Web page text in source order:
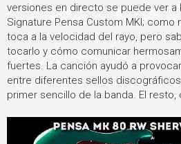
versiones en directo se puede ver a
Signature Pensa Custom MKI;
toca a la velocidad del rayo, pero
tocarlo y cómo comunicar
fuertes. La canción ayudó a
entre diferentes sellos
primer sencillo de la banda. El